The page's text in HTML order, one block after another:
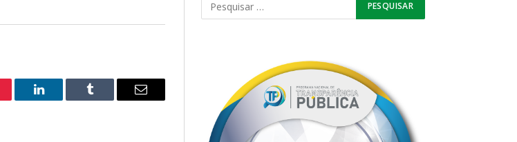
LinkedIn Tumblr
E-